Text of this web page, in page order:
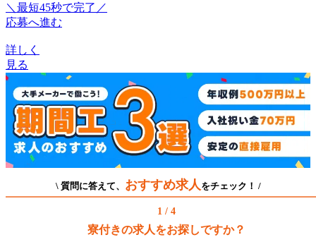
＼最短45秒で完了／
応募へ進む
詳しく
見る
\ 質問に答えて、 おすすめ求人をチェック！ /
1 / 4
寮付きの求人をお探しですか？